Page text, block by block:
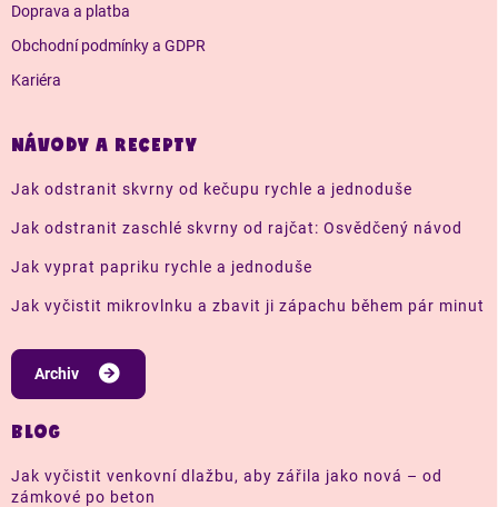
Doprava a platba
Obchodní podmínky a GDPR
Kariéra
NÁVODY A RECEPTY
Jak odstranit skvrny od kečupu rychle a jednoduše
Jak odstranit zaschlé skvrny od rajčat: Osvědčený návod
Jak vyprat papriku rychle a jednoduše
Jak vyčistit mikrovlnku a zbavit ji zápachu během pár minut
Archiv
BLOG
Jak vyčistit venkovní dlažbu, aby zářila jako nová – od
zámkové po beton